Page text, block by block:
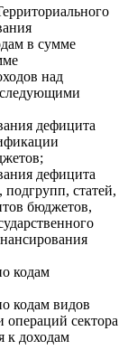
в сумме
над
следующими
дефицита
дефицита
статей,
бюджетов,
кодам
кодам видов
операций сектора
к доходам